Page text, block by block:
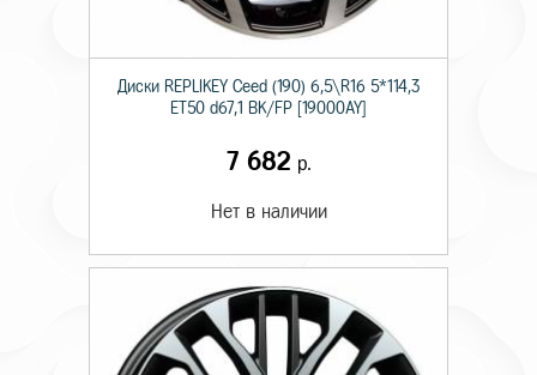
Диски RЕPLIKEY Ceed (190) 6,5\R16 5*114,3
ET50 d67,1 BK/FP [19000AY]
7 682 р.
Нет в наличии